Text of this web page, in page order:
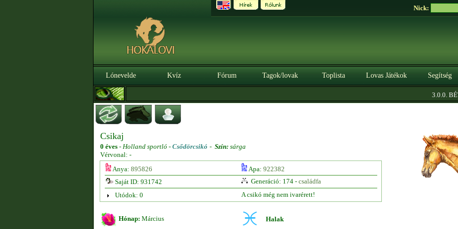
Nick:
Lónevelde Kvíz Fórum Tagok/lovak Toplista Lovas Játékok Segítség
3.0.0. BÉTA
Csikaj
0 éves - Holland sportló - Csődörcsikó - Szín: sárga
Vérvonal: -
Anya: 895826 Apa: 922382
Saját ID: 931742
Generáció: 174 - családfa
Utódok: 0
A csikó még nem ivarérett!
Hónap: Március Halak